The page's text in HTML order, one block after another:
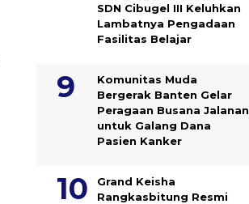
SDN Cibugel III Keluhkan
Lambatnya Pengadaan
Fasilitas Belajar
Komunitas Muda
Bergerak Banten Gelar
Peragaan Busana Jalanan
untuk Galang Dana
Pasien Kanker
Grand Keisha
Rangkasbitung Resmi